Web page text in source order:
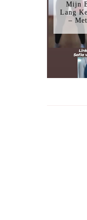
Mijn
Lang
–